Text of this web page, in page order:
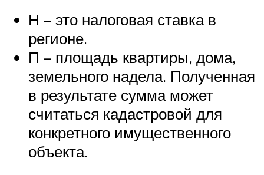
Н – это налоговая ставка в
регионе.
П – площадь квартиры, дома,
земельного надела. Полученная
в результате сумма может
считаться кадастровой для
конкретного имущественного
объекта.